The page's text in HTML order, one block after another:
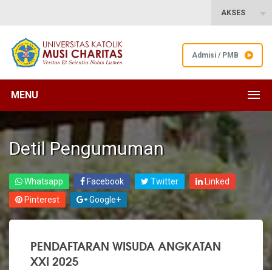
AKSES
Admisi / PMB
MENU
Detil Pengumuman
Whatsapp Facebook Twitter
Linked
Pinterest
Google+
PENDAFTARAN WISUDA ANGKATAN
XXI 2025